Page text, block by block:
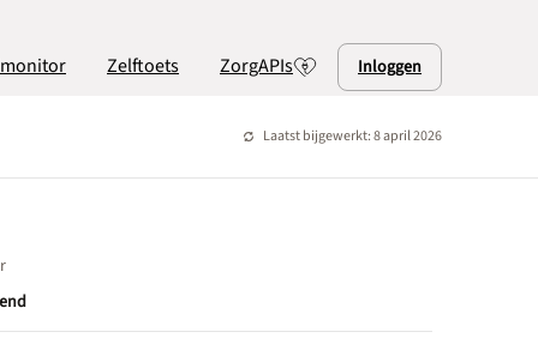
Zelftoets ZorgAPIs Inloggen
Laatst bijgewerkt: 8 april 2026